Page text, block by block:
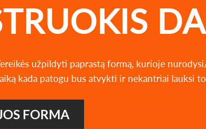
užpildyti paprastą formą, kurioje
kada patogu bus atvykti ir nekantriai lauksi
FORMA